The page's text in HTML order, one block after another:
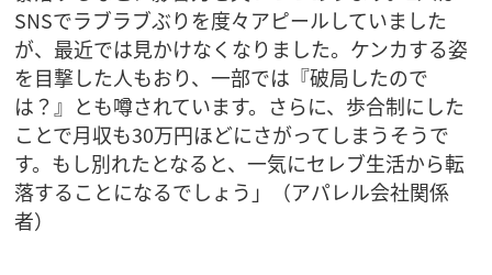
SNSでラブラブぶりを度々アピールしていました
が、最近では見かけなくなりました。ケンカする姿
を目撃した人もおり、一部では『破局したので
は？』とも噂されています。さらに、歩合制にした
ことで月収も30万円ほどにさがってしまうそうで
す。もし別れたとなると、一気にセレブ生活から転
落することになるでしょう」（アパレル会社関係
者）